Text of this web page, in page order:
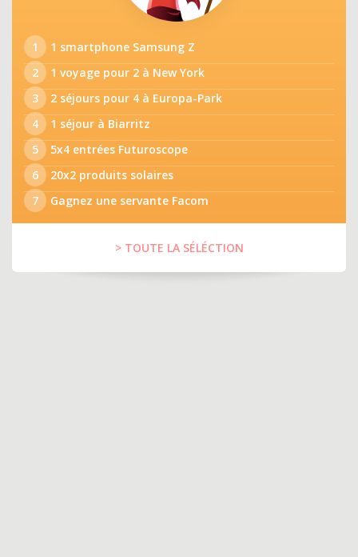
1
1 smartphone Samsung Z
2
1 voyage pour 2 à New York
3
2 séjours pour 4 à Europa-Park
4
1 séjour à Biarritz
5
5x4 entrées Futuroscope
6
20x2 produits solaires
7
Gagnez une servante Facom
> TOUTE LA SÉLÉCTION